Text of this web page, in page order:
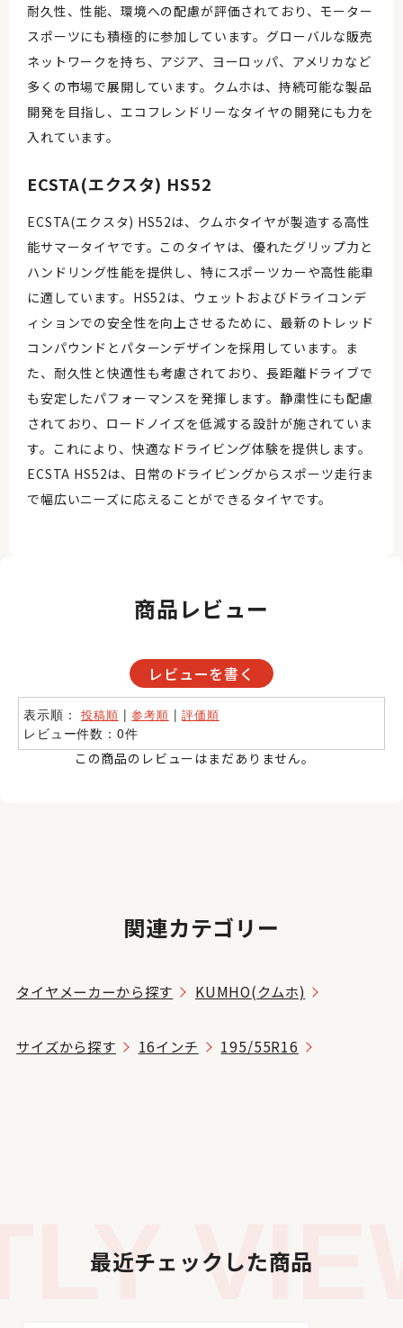
耐久性、性能、環境への配慮が評価されており、モーター
スポーツにも積極的に参加しています。グローバルな販売
ネットワークを持ち、アジア、ヨーロッパ、アメリカなど
多くの市場で展開しています。クムホは、持続可能な製品
開発を目指し、エコフレンドリーなタイヤの開発にも力を
入れています。
ECSTA(エクスタ) HS52
ECSTA(エクスタ) HS52は、クムホタイヤが製造する高性
能サマータイヤです。このタイヤは、優れたグリップ力と
ハンドリング性能を提供し、特にスポーツカーや高性能車
に適しています。HS52は、ウェットおよびドライコンデ
ィションでの安全性を向上させるために、最新のトレッド
コンパウンドとパターンデザインを採用しています。ま
た、耐久性と快適性も考慮されており、長距離ドライブで
も安定したパフォーマンスを発揮します。静粛性にも配慮
されており、ロードノイズを低減する設計が施されていま
す。これにより、快適なドライビング体験を提供します。
ECSTA HS52は、日常のドライビングからスポーツ走行ま
で幅広いニーズに応えることができるタイヤです。
商品レビュー
レビューを書く
表示順：投稿順 |参考順 |評価順
レビュー件数：0件
この商品のレビューはまだありません。
関連カテゴリー
タイヤメーカーから探す KUMHO(クムホ)
サイズから探す 16インチ 195/55R16
最近チェックした商品